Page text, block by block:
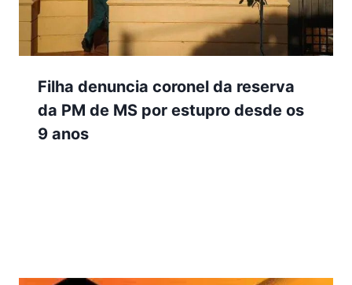
Filha denuncia coronel da reserva
da PM de MS por estupro desde os
9 anos